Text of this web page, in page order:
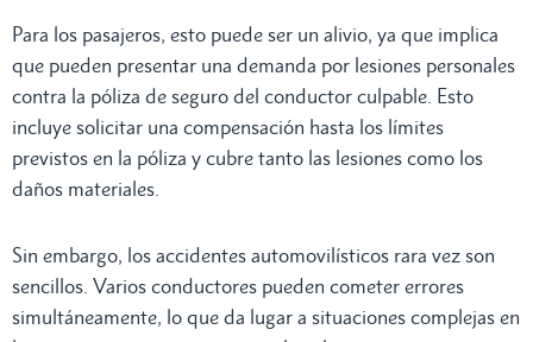
Para los pasajeros, esto puede ser un alivio, ya que implica
que pueden presentar una demanda por lesiones personales
contra la póliza de seguro del conductor culpable. Esto
incluye solicitar una compensación hasta los límites
previstos en la póliza y cubre tanto las lesiones como los
daños materiales.
Sin embargo, los accidentes automovilísticos rara vez son
sencillos. Varios conductores pueden cometer errores
simultáneamente, lo que da lugar a situaciones complejas en